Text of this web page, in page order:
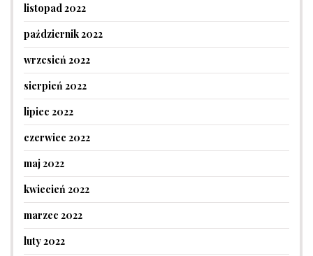
listopad 2022
październik 2022
wrzesień 2022
sierpień 2022
lipiec 2022
czerwiec 2022
maj 2022
kwiecień 2022
marzec 2022
luty 2022